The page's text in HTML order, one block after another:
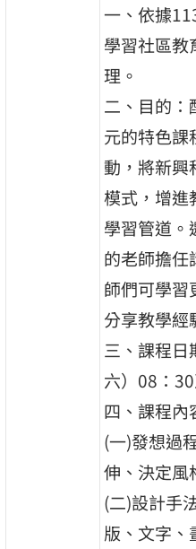
一、依據
學習社區教
理。
二、目的：
元的特色課
動，將新興
模式，增進
學習管道。
的老師擔任
師們可學習
分享教學經
三、課程
六）08：
四、課程內
(一)發想過
伸、決定風
(二)設計手
版、文字、